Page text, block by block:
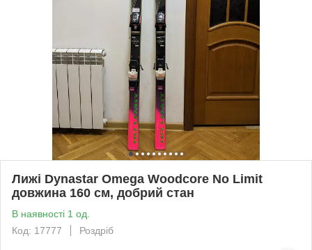
Лижі Dynastar Omega Woodcore No Limit
довжина 160 см, добрий стан
В наявності 1 од.
Код: 17777
Роздріб